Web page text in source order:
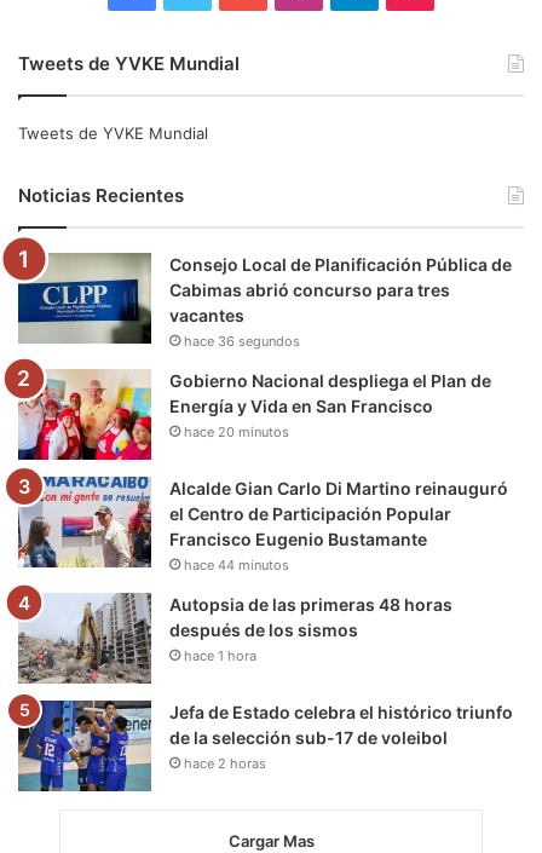
e
o
o
k
t
e
r
b
e
g
r
m
r
a
k
Tweets de YVKE Mundial
Tweets de YVKE Mundial
Noticias Recientes
Consejo Local de Planificación Pública de
Cabimas abrió concurso para tres
vacantes
hace 36 segundos
Gobierno Nacional despliega el Plan de
Energía y Vida en San Francisco
hace 20 minutos
Alcalde Gian Carlo Di Martino reinauguró
el Centro de Participación Popular
Francisco Eugenio Bustamante
hace 44 minutos
Autopsia de las primeras 48 horas
después de los sismos
hace 1 hora
Jefa de Estado celebra el histórico triunfo
de la selección sub-17 de voleibol
hace 2 horas
Cargar Mas